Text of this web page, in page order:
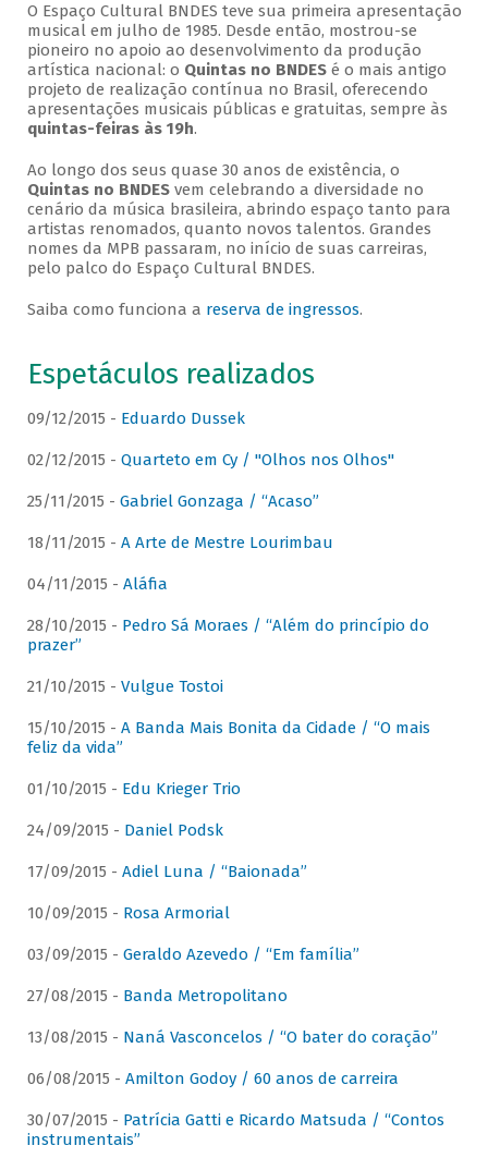
O Espaço Cultural BNDES teve sua primeira apresentação
musical em julho de 1985. Desde então, mostrou-se
pioneiro no apoio ao desenvolvimento da produção
artística nacional: o Quintas no BNDESé o mais antigo
projeto de realização contínua no Brasil, oferecendo
apresentações musicais públicas e gratuitas, sempre às
quintas-feiras às 19h.
Ao longo dos seus quase 30 anos de existência, o
Quintas no BNDESvem celebrando a diversidade no
cenário da música brasileira, abrindo espaço tanto para
artistas renomados, quanto novos talentos. Grandes
nomes da MPB passaram, no início de suas carreiras,
pelo palco do Espaço Cultural BNDES.
Saiba como funciona a reserva de ingressos.
Espetáculos realizados
09/12/2015 - Eduardo Dussek
02/12/2015 - Quarteto em Cy / "Olhos nos Olhos"
25/11/2015 - Gabriel Gonzaga / “Acaso”
18/11/2015 - A Arte de Mestre Lourimbau
04/11/2015 - Aláfia
28/10/2015 - Pedro Sá Moraes / “Além do princípio do
prazer”
21/10/2015 - Vulgue Tostoi
15/10/2015 - A Banda Mais Bonita da Cidade / “O mais
feliz da vida”
01/10/2015 - Edu Krieger Trio
24/09/2015 - Daniel Podsk
17/09/2015 - Adiel Luna / “Baionada”
10/09/2015 - Rosa Armorial
03/09/2015 - Geraldo Azevedo / “Em família”
27/08/2015 - Banda Metropolitano
13/08/2015 - Naná Vasconcelos / “O bater do coração”
06/08/2015 - Amilton Godoy / 60 anos de carreira
30/07/2015 - Patrícia Gatti e Ricardo Matsuda / “Contos
instrumentais”